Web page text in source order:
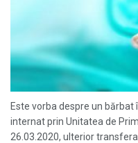
Este vorba despre un bărbat
internat prin Unitatea de
26.03.2020, ulterior